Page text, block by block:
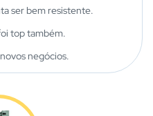
ser bem resistente.
top também.
negócios.